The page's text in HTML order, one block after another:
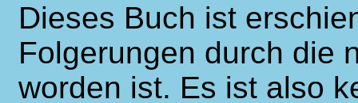
Dieses Buch ist
Folgerungen durch die
worden ist. Es ist also